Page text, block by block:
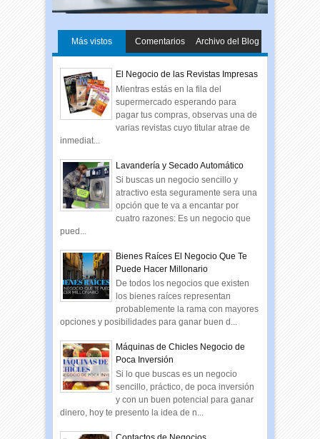
Más vistos Comentarios Archivo del Blog
El Negocio de las Revistas Impresas
Mientras estás en la fila del
supermercado esperando para
pagar tus compras, observas una de
varias revistas cuyo titular atrae de
inmediat...
Lavandería y Secado Automático
Si buscas un negocio sencillo y
atractivo esta seguramente sera una
opción que te va a encantar por
cuatro razones: Es un negocio que
pued...
Bienes Raíces El Negocio Que Te
Puede Hacer Millonario
De todos los negocios que existen
los bienes raíces representan
probablemente la rama con mayores
opciones y posibilidades para ganar buen d...
Máquinas de Chicles Negocio de
Poca Inversión
Si lo que buscas es un negocio
sencillo, práctico, de poca inversión
y con un buen potencial para ganar
dinero, hoy te presento la idea de n...